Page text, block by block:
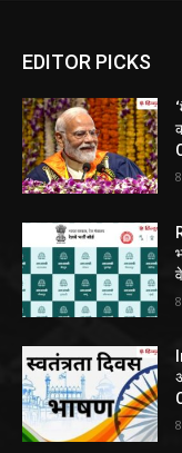
EDITOR PICKS